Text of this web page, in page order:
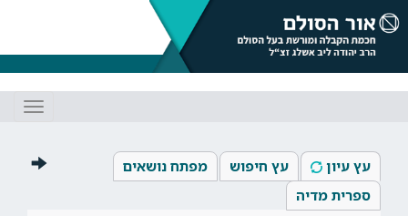
עץ עיון עץ חיפוש
מפתח נושאים
ספרית מדיה